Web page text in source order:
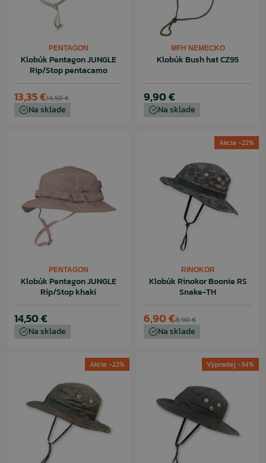
PENTAGON
Klobúk Pentagon JUNGLE
Rip/Stop pentacamo
14,50 €
13,35 €
Na sklade
MFH NEMECKO
Klobúk Bush hat CZ95
9,90 €
Na sklade
PENTAGON
Klobúk Pentagon JUNGLE
Rip/Stop khaki
14,50 €
Na sklade
Akcia -22%
RINOKOR
Klobúk Rinokor Boonie RS
Snake-TH
8,90 €
6,90 €
Na sklade
Akcia -22% Výpredaj -34%